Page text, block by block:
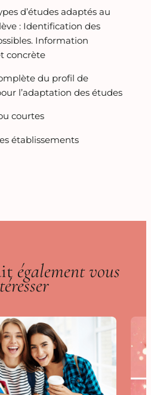
d’études adaptés au
: Identification des
Information
concrète
du profil de
l’adaptation des études
courtes
établissements
également vous